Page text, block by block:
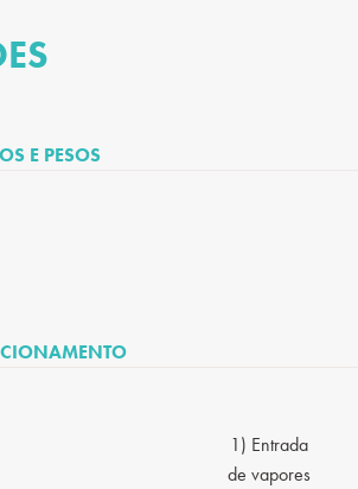
E PESOS
1) Entrada
de vapores